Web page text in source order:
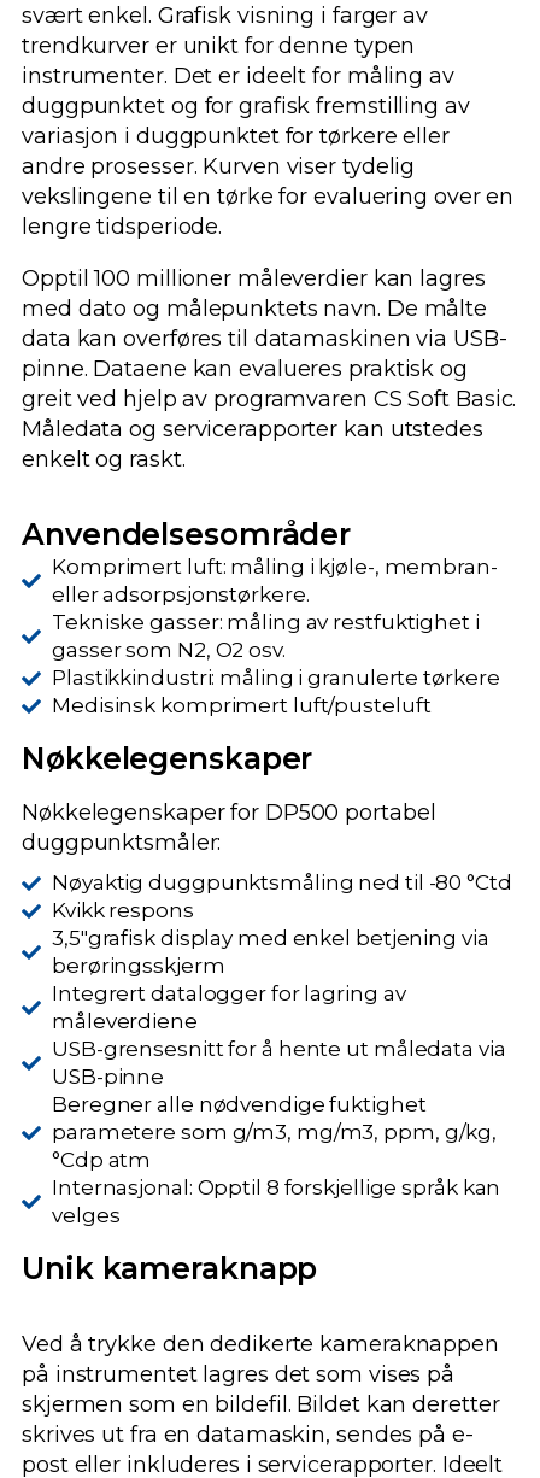
svært enkel. Grafisk visning i farger av
trendkurver er unikt for denne typen
instrumenter. Det er ideelt for måling av
duggpunktet og for grafisk fremstilling av
variasjon i duggpunktet for tørkere eller
andre prosesser. Kurven viser tydelig
vekslingene til en tørke for evaluering over en
lengre tidsperiode.
Opptil 100 millioner måleverdier kan lagres
med dato og målepunktets navn. De målte
data kan overføres til datamaskinen via USB-
pinne. Dataene kan evalueres praktisk og
greit ved hjelp av programvaren CS Soft Basic.
Måledata og servicerapporter kan utstedes
enkelt og raskt.
Anvendelsesområder
Komprimert luft: måling i kjøle-, membran-
eller adsorpsjonstørkere.
Tekniske gasser: måling av restfuktighet i
gasser som N2, O2 osv.
Plastikkindustri: måling i granulerte tørkere
Medisinsk komprimert luft/pusteluft
Nøkkelegenskaper
Nøkkelegenskaper for DP500 portabel
duggpunktsmåler:
Nøyaktig duggpunktsmåling ned til -80 °Ctd
Kvikk respons
3,5"grafisk display med enkel betjening via
berøringsskjerm
Integrert datalogger for lagring av
måleverdiene
USB-grensesnitt for å hente ut måledata via
USB-pinne
Beregner alle nødvendige fuktighet
parametere som g/m3, mg/m3, ppm, g/kg,
°Cdp atm
Internasjonal: Opptil 8 forskjellige språk kan
velges
Unik kameraknapp
Ved å trykke den dedikerte kameraknappen
på instrumentet lagres det som vises på
skjermen som en bildefil. Bildet kan deretter
skrives ut fra en datamaskin, sendes på e-
post eller inkluderes i servicerapporter. Ideelt